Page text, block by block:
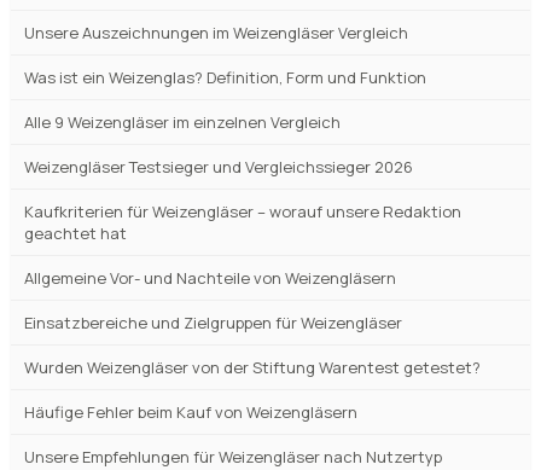
Unsere Auszeichnungen im Weizengläser Vergleich
Was ist ein Weizenglas? Definition, Form und Funktion
Alle 9 Weizengläser im einzelnen Vergleich
Weizengläser Testsieger und Vergleichssieger 2026
Kaufkriterien für Weizengläser – worauf unsere Redaktion
geachtet hat
Allgemeine Vor- und Nachteile von Weizengläsern
Einsatzbereiche und Zielgruppen für Weizengläser
Wurden Weizengläser von der Stiftung Warentest getestet?
Häufige Fehler beim Kauf von Weizengläsern
Unsere Empfehlungen für Weizengläser nach Nutzertyp